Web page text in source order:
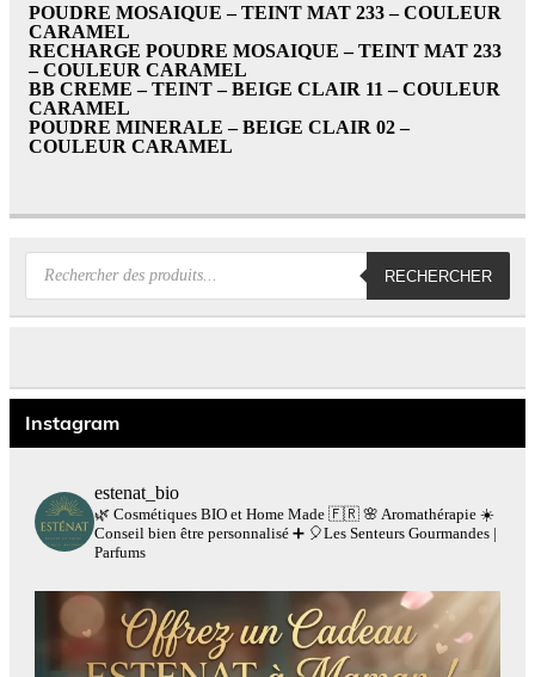
POUDRE MOSAIQUE – TEINT MAT 233 – COULEUR
CARAMEL
RECHARGE POUDRE MOSAIQUE – TEINT MAT 233
– COULEUR CARAMEL
BB CREME – TEINT – BEIGE CLAIR 11 – COULEUR
CARAMEL
POUDRE MINERALE – BEIGE CLAIR 02 –
COULEUR CARAMEL
Recherche
produits
RECHERCHER
Instagram
estenat_bio
🌿 Cosmétiques BIO et Home Made 🇫🇷🌸 Aromathérapie☀️
Conseil bien être personnalisé➕🎈Les Senteurs Gourmandes |
Parfums